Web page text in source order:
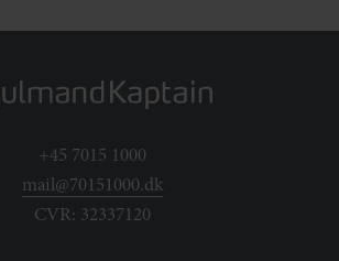
+45 7015 1000
mail@70151000.dk
CVR: 32337120